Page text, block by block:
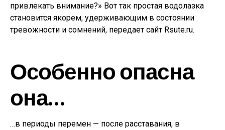
привлекать внимание?» Вот так простая водолазка
становится якорем, удерживающим в состоянии
тревожности и сомнений, передает сайт Rsute.ru.
Особенно опасна
она…
…в периоды перемен — после расставания, в